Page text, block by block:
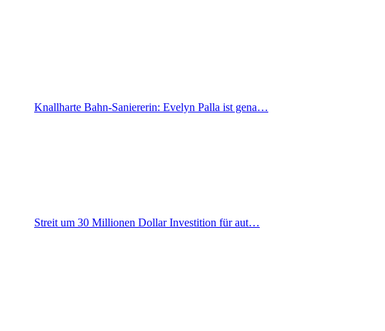
Knallharte Bahn-Saniererin: Evelyn Palla ist gena…
Streit um 30 Millionen Dollar Investition für aut…